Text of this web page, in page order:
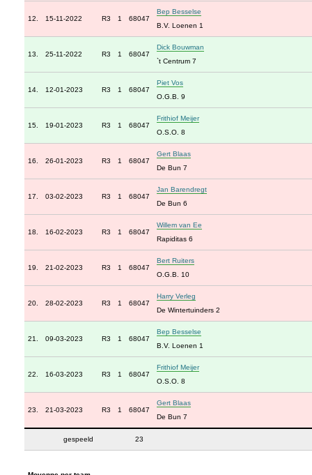
12. 15-11-2022 R3 1 68047
Bep Besselse
B.V. Loenen 1
13. 25-11-2022 R3 1 68047
Dick Bouwman
`t Centrum 7
14. 12-01-2023 R3 1 68047
Piet Vos
O.G.B. 9
15. 19-01-2023 R3 1 68047
Frithiof Meijer
O.S.O. 8
16. 26-01-2023 R3 1 68047
Gert Blaas
De Bun 7
17. 03-02-2023 R3 1 68047
Jan Barendregt
De Bun 6
18. 16-02-2023 R3 1 68047
Willem van Ee
Rapiditas 6
19. 21-02-2023 R3 1 68047
Bert Ruiters
O.G.B. 10
20. 28-02-2023 R3 1 68047
Harry Verleg
De Wintertuinders 2
21. 09-03-2023 R3 1 68047
Bep Besselse
B.V. Loenen 1
22. 16-03-2023 R3 1 68047
Frithiof Meijer
O.S.O. 8
23. 21-03-2023 R3 1 68047
Gert Blaas
De Bun 7
gespeeld 23